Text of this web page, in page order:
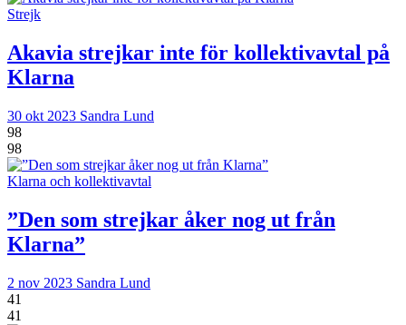
Strejk
Akavia strejkar inte för kollektivavtal på
Klarna
30 okt 2023 Sandra Lund
98
98
Klarna och kollektivavtal
”Den som strejkar åker nog ut från
Klarna”
2 nov 2023 Sandra Lund
41
41